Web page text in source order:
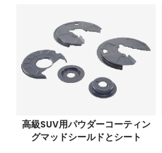
高級SUV用パウダーコーティン
グマッドシールドとシート